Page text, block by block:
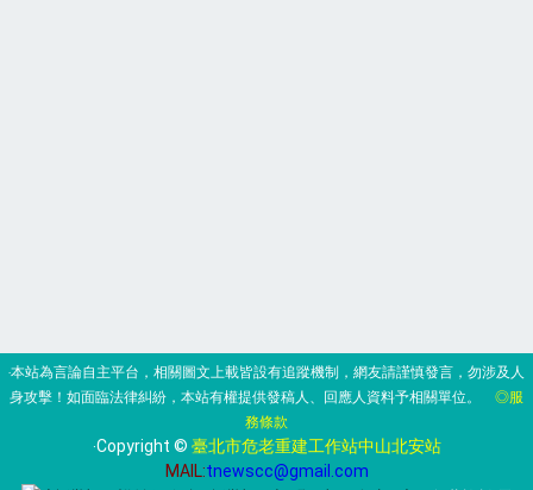
‧本站為言論自主平台，相關圖文上載皆設有追蹤機制，網友請謹慎發言，勿涉及人
身攻擊！如面臨法律糾紛，本站有權提供發稿人、回應人資料予相關單位。 ◎服
務條款
‧Copyright © 臺北市危老重建工作站中山北安站
MAIL:tnewscc@gmail.com